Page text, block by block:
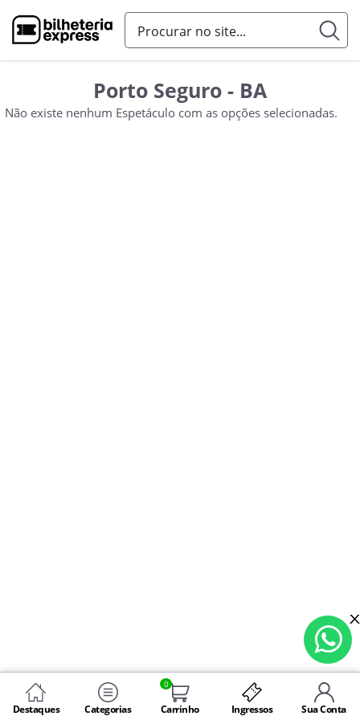
Destaques Categorias
0
Carrinho Ingressos Sua Conta
Porto Seguro - BA
Não existe nenhum Espetáculo com as opções selecionadas.